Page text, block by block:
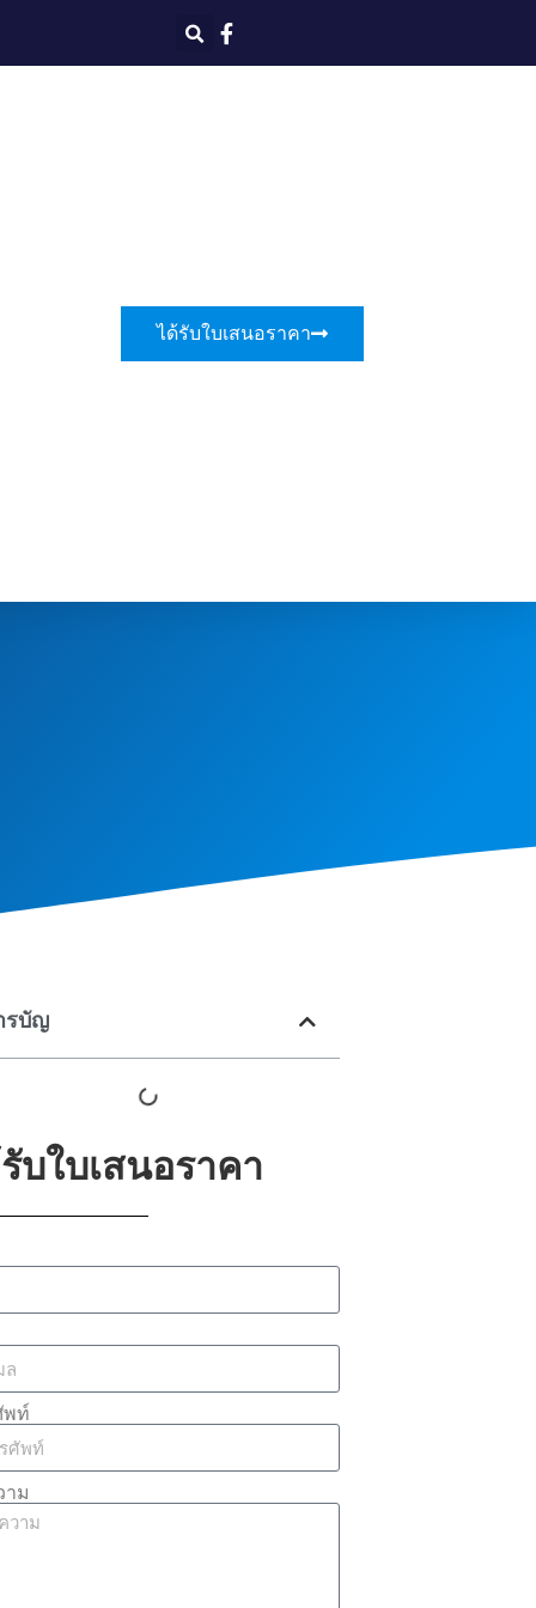
ได้รับใบเสนอราคา
รบัญ
บใบเสนอราคา
พท์
าม